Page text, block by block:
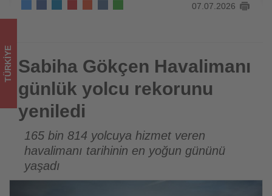
Tourexpi,
sizler
için
turizmde
olup
bitenleri
takip
ediyor!
07.07.2026
Sabiha Gökçen Havalimanı günlük yolcu rekorunu yeniledi
TÜRKIYE Sabiha Gökçen Havalimanı
günlük yolcu rekorunu
yeniledi
165 bin 814 yolcuya hizmet veren
havalimanı tarihinin en yoğun gününü
yaşadı